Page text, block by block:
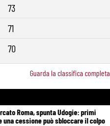
73
71
70
Guarda la classifica completa
Roma, spunta Udogie: primi
cessione può sbloccare il colpo